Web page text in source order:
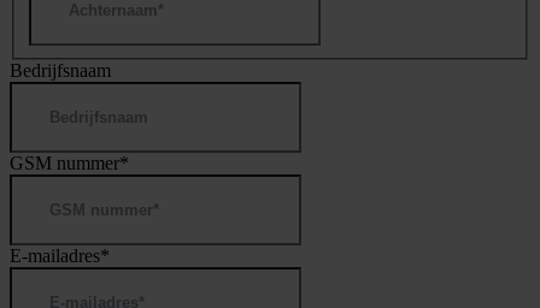
Bedrijfsnaam
GSM nummer*
E-mailadres*